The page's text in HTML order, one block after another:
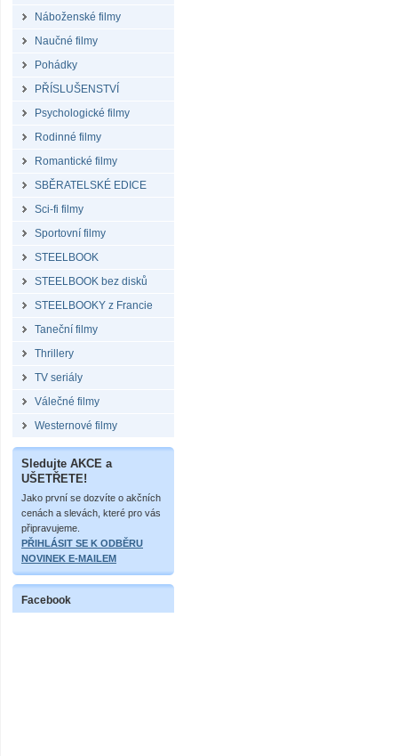
Náboženské filmy
Naučné filmy
Pohádky
PŘÍSLUŠENSTVÍ
Psychologické filmy
Rodinné filmy
Romantické filmy
SBĚRATELSKÉ EDICE
Sci-fi filmy
Sportovní filmy
STEELBOOK
STEELBOOK bez disků
STEELBOOKY z Francie
Taneční filmy
Thrillery
TV seriály
Válečné filmy
Westernové filmy
Sledujte AKCE a
UŠETŘETE!
Jako první se dozvíte o akčních
cenách a slevách, které pro vás
připravujeme.
PŘIHLÁSIT SE K ODBĚRU
NOVINEK E-MAILEM
Facebook